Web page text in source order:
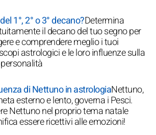
1°, 2° o 3° decano?Determina
il decano del tuo segno per
e comprendere meglio i tuoi
astrologici e le loro influenze sulla
di Nettuno in astrologiaNettuno,
esterno e lento, governa i Pesci.
Nettuno nel proprio tema natale
essere ricettivi alle emozioni!